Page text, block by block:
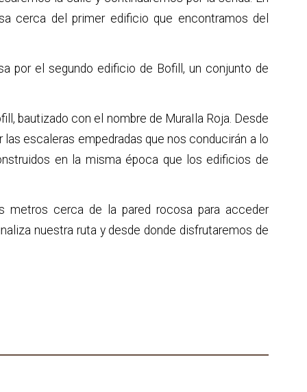
cerca del primer edificio que encontramos del
por el segundo edificio de Bofill, un conjunto de
bautizado con el nombre de MuraIla Roja. Desde
escaleras empedradas que nos conducirán a lo
en la misma época que los edificios de
metros cerca de la pared rocosa para acceder
nuestra ruta y desde donde disfrutaremos de